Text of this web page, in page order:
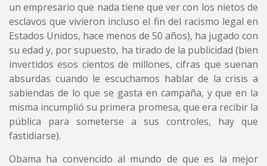
un empresario que nada tiene que ver con los nietos de
esclavos que vivieron incluso el fin del racismo legal en
Estados Unidos, hace menos de 50 años), ha jugado con
su edad y, por supuesto, ha tirado de la publicidad (bien
invertidos esos cientos de millones, cifras que suenan
absurdas cuando le escuchamos hablar de la crisis a
sabiendas de lo que se gasta en campaña, y que en la
misma incumplió su primera promesa, que era recibir la
pública para someterse a sus controles, hay que
fastidiarse).
Obama ha convencido al mundo de que es la mejor